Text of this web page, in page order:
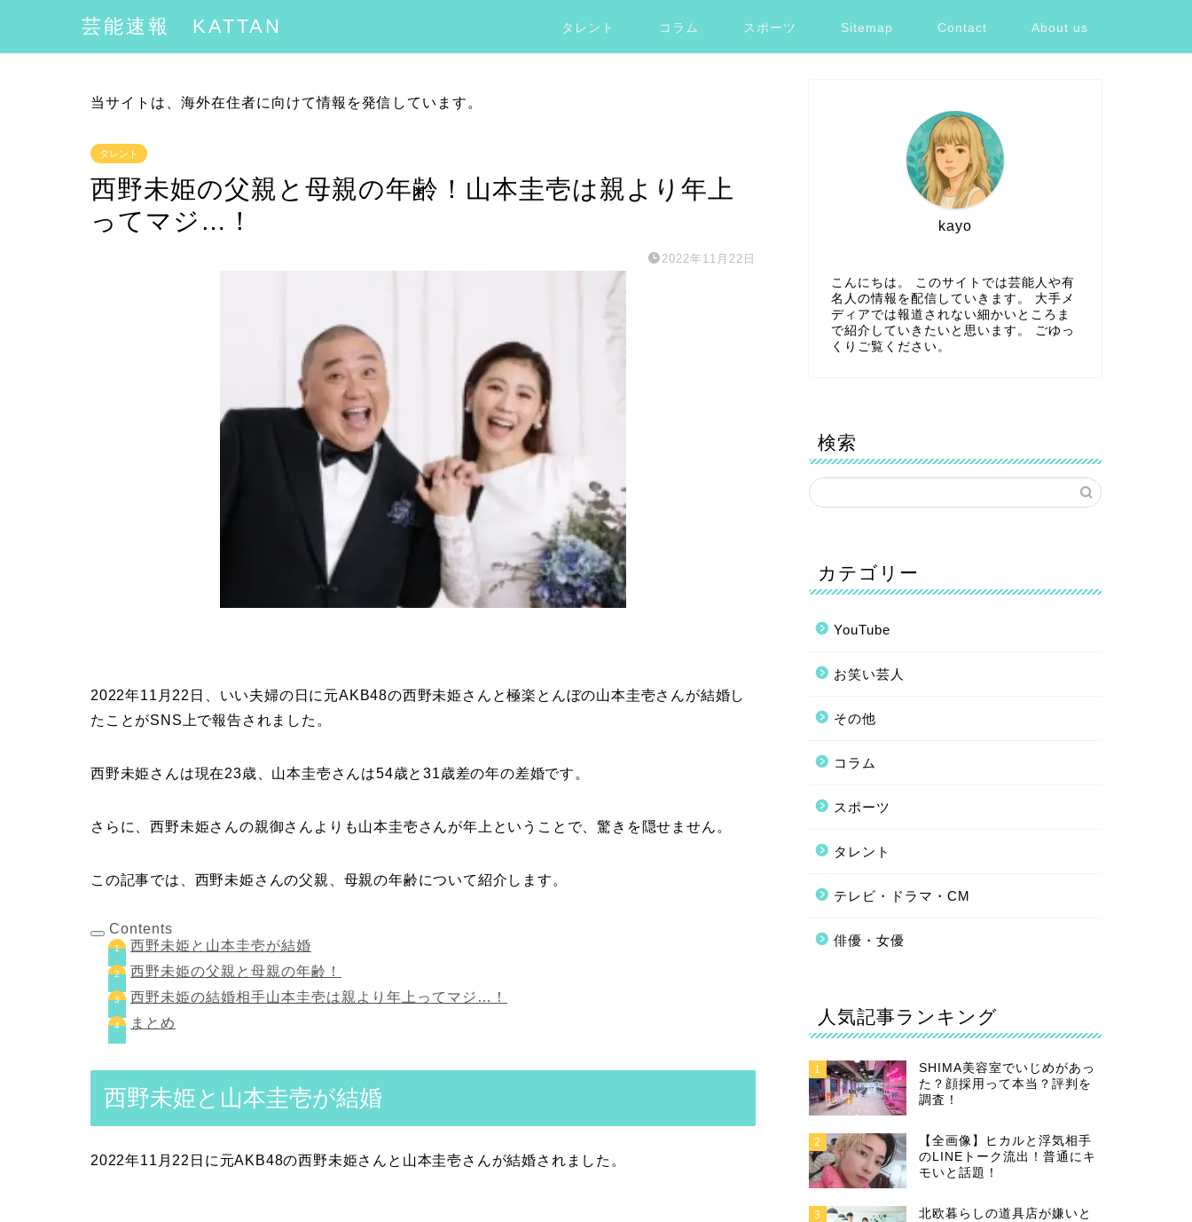
芸能速報 KATTAN タレント コラム スポーツ Sitemap Contact About us
当サイトは、海外在住者に向けて情報を発信しています。
タレント
西野未姫の父親と母親の年齢！山本圭壱は親より年上
ってマジ…！
2022年11月22日
2022年11月22日、いい夫婦の日に元AKB48の西野未姫さんと極楽とんぼの山本圭壱さんが結婚し
たことがSNS上で報告されました。
西野未姫さんは現在23歳、山本圭壱さんは54歳と31歳差の年の差婚です。
さらに、西野未姫さんの親御さんよりも山本圭壱さんが年上ということで、驚きを隠せません。
この記事では、西野未姫さんの父親、母親の年齢について紹介します。
Contents
西野未姫と山本圭壱が結婚
西野未姫の父親と母親の年齢！
西野未姫の結婚相手山本圭壱は親より年上ってマジ…！
まとめ
西野未姫と山本圭壱が結婚
2022年11月22日に元AKB48の西野未姫さんと山本圭壱さんが結婚されました。
kayo
こんにちは。 このサイトでは芸能人や有
名人の情報を配信していきます。 大手メ
ディアでは報道されない細かいところま
で紹介していきたいと思います。 ごゆっ
くりご覧ください。
検索
カテゴリー
YouTube
お笑い芸人
その他
コラム
スポーツ
タレント
テレビ・ドラマ・CM
俳優・女優
人気記事ランキング
1
SHIMA美容室でいじめがあっ
た？顔採用って本当？評判を
調査！
2
【全画像】ヒカルと浮気相手
のLINEトーク流出！普通にキ
モいと話題！
3
北欧暮らしの道具店が嫌いと